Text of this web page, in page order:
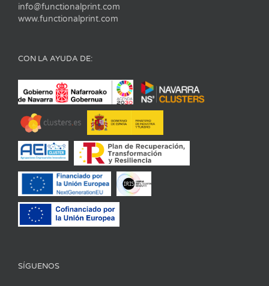
info@functionalprint.com
www.functionalprint.com
CON LA AYUDA DE:
SÍGUENOS